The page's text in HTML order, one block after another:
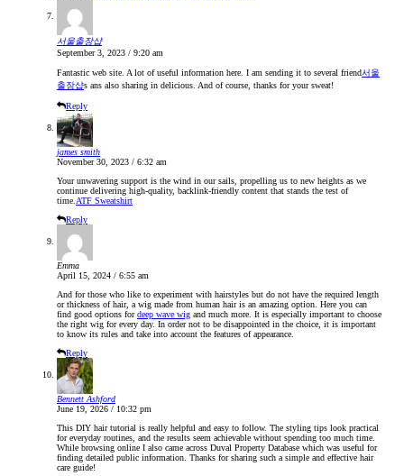
서울출장샵
September 3, 2023 / 9:20 am
Fantastic web site. A lot of useful information here. I am sending it to several friend서울
출장샵s ans also sharing in delicious. And of course, thanks for your sweat!
Reply
james smith
November 30, 2023 / 6:32 am
Your unwavering support is the wind in our sails, propelling us to new heights as we
continue delivering high-quality, backlink-friendly content that stands the test of
time. ATF Sweatshirt
Reply
Emma
April 15, 2024 / 6:55 am
And for those who like to experiment with hairstyles but do not have the required length
or thickness of hair, a wig made from human hair is an amazing option. Here you can
find good options fordeep wave wig and much more. It is especially important to choose
the right wig for every day. In order not to be disappointed in the choice, it is important
to know its rules and take into account the features of appearance.
Reply
Bennett Ashford
June 19, 2026 / 10:32 pm
This DIY hair tutorial is really helpful and easy to follow. The styling tips look practical
for everyday routines, and the results seem achievable without spending too much time.
While browsing online I also came across Duval Property Database which was useful for
finding detailed public information. Thanks for sharing such a simple and effective hair
care guide!